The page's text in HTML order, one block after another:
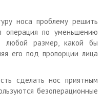
носа проблему решить
операция по уменьшению
любой размер, какой бы
его под пропорции лица
сделать нос приятным
безоперационные